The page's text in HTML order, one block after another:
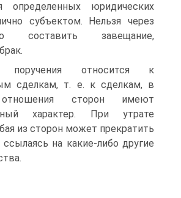
определенных юридических
субъектом. Нельзя через
составить завещание,
поручения относится к
сделкам, т. е. к сделкам, в
сторон имеют
характер. При утрате
из сторон может прекратить
на какие-либо другие